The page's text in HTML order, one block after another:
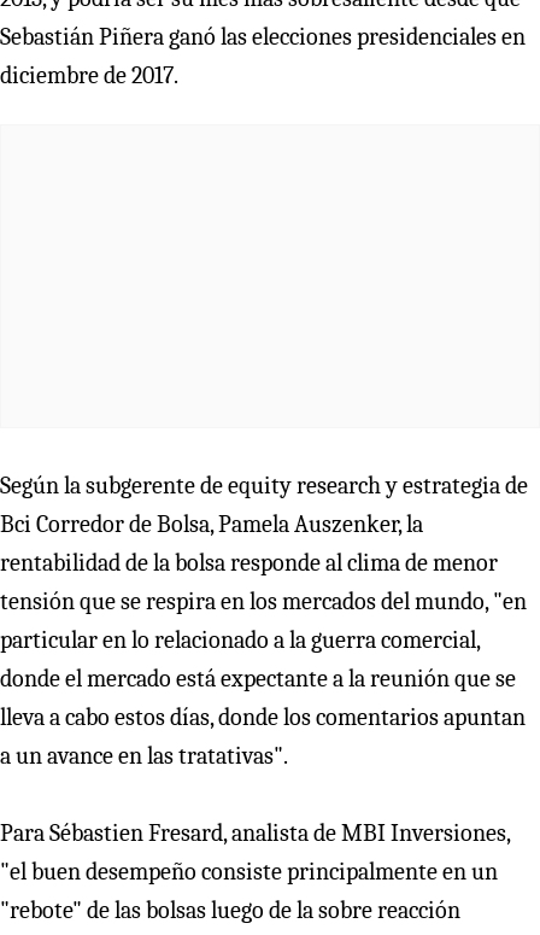
Sebastián Piñera ganó las elecciones presidenciales en
diciembre de 2017.
Según la subgerente de equity research y estrategia de
Bci Corredor de Bolsa, Pamela Auszenker, la
rentabilidad de la bolsa responde al clima de menor
tensión que se respira en los mercados del mundo, "en
particular en lo relacionado a la guerra comercial,
donde el mercado está expectante a la reunión que se
lleva a cabo estos días, donde los comentarios apuntan
a un avance en las tratativas".
Para Sébastien Fresard, analista de MBI Inversiones,
"el buen desempeño consiste principalmente en un
"rebote" de las bolsas luego de la sobre reacción